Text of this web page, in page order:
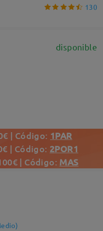
130
disponible
| Código: 1PAR
| Código: 2POR1
| Código: MAS
)